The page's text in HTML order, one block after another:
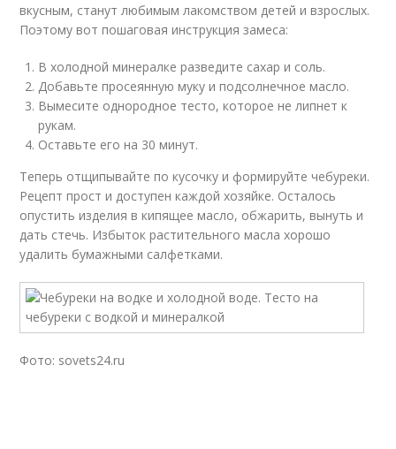
вкусным, станут любимым лакомством детей и взрослых.
Поэтому вот пошаговая инструкция замеса:
В холодной минералке разведите сахар и соль.
Добавьте просеянную муку и подсолнечное масло.
Вымесите однородное тесто, которое не липнет к
рукам.
Оставьте его на 30 минут.
Теперь отщипывайте по кусочку и формируйте чебуреки.
Рецепт прост и доступен каждой хозяйке. Осталось
опустить изделия в кипящее масло, обжарить, вынуть и
дать стечь. Избыток растительного масла хорошо
удалить бумажными салфетками.
Фото: sovets24.ru